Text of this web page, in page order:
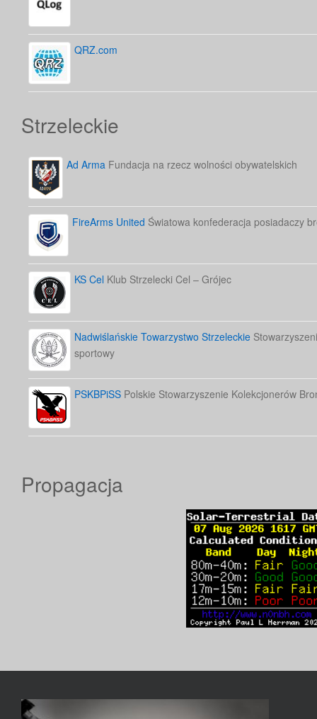
QRZ.com
Strzeleckie
Ad Arma Fundacja na rzecz wolności obywatelskich
FireArms United Światowa konfederacja posiadaczy
KS Cel Klub Strzelecki Cel – Grójec
Nadwiślańskie Towarzystwo Strzeleckie
sportowy
PSKBPiSS Polskie Stowarzyszenie Kolekcjonerów
Propagacja